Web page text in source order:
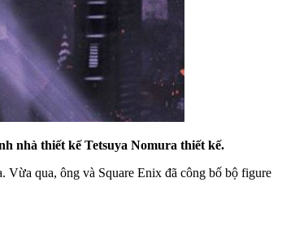
nhà thiết kế Tetsuya Nomura thiết kế.
Vừa qua, ông và Square Enix đã công bố bộ figure